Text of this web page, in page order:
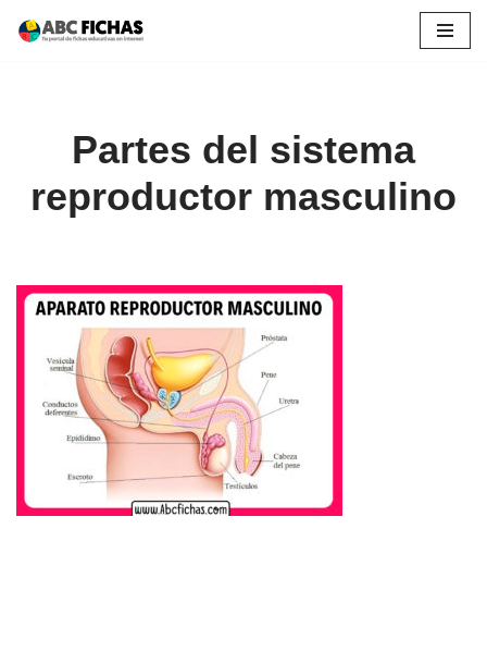
Partes del sistema
reproductor masculino